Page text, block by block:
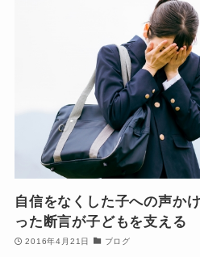
自信をなくした子への声か
った断言が子どもを支える
2016年4月21日 ブログ